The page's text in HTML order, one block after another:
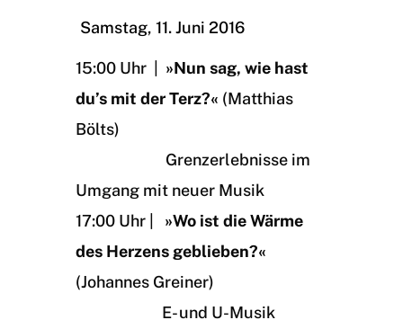
Samstag, 11. Juni 2016
15:00 Uhr | »Nun sag, wie hast
du’s mit der Terz?« (Matthias
Bölts)
Grenzerlebnisse im
Umgang mit neuer Musik
17:00 Uhr | »Wo ist die Wärme
des Herzens geblieben?«
(Johannes Greiner)
E- und U-Musik